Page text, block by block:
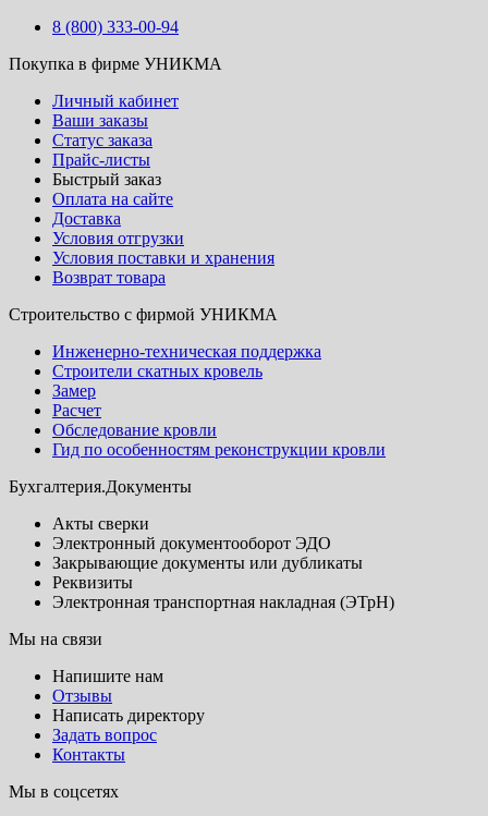
8 (800) 333-00-94
Покупка в фирме УНИКМА
Личный кабинет
Ваши заказы
Статус заказа
Прайс-листы
Быстрый заказ
Оплата на сайте
Доставка
Условия отгрузки
Условия поставки и хранения
Возврат товара
Строительство с фирмой УНИКМА
Инженерно-техническая поддержка
Строители скатных кровель
Замер
Расчет
Обследование кровли
Гид по особенностям реконструкции кровли
Бухгалтерия.Документы
Акты сверки
Электронный документооборот ЭДО
Закрывающие документы или дубликаты
Реквизиты
Электронная транспортная накладная (ЭТрН)
Мы на связи
Напишите нам
Отзывы
Написать директору
Задать вопрос
Контакты
Мы в соцсетях